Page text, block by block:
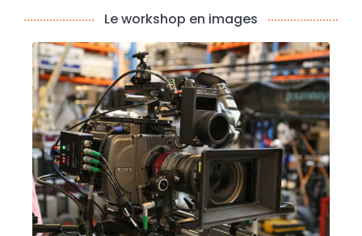
Le workshop en images